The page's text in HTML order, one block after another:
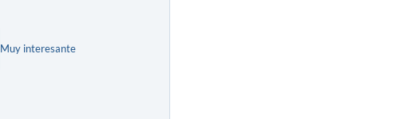
Muy interesante